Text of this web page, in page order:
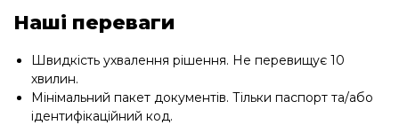
Наші переваги
Швидкість ухвалення рішення. Не перевищує 10
хвилин.
Мінімальний пакет документів. Тільки паспорт та/або
ідентифікаційний код.